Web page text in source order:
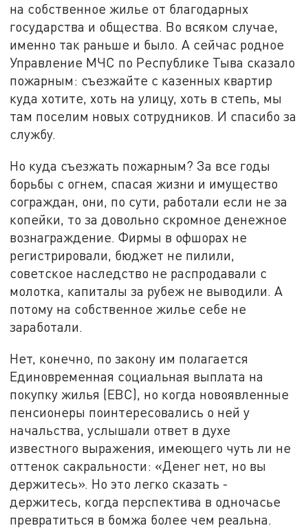
на собственное жилье от благодарных
государства и общества. Во всяком случае,
именно так раньше и было. А сейчас родное
Управление МЧС по Республике Тыва сказало
пожарным: съезжайте с казенных квартир
куда хотите, хоть на улицу, хоть в степь, мы
там поселим новых сотрудников. И спасибо за
службу.
Но куда съезжать пожарным? За все годы
борьбы с огнем, спасая жизни и имущество
сограждан, они, по сути, работали если не за
копейки, то за довольно скромное денежное
вознаграждение. Фирмы в офшорах не
регистрировали, бюджет не пилили,
советское наследство не распродавали с
молотка, капиталы за рубеж не выводили. А
потому на собственное жилье себе не
заработали.
Нет, конечно, по закону им полагается
Единовременная социальная выплата на
покупку жилья (ЕВС), но когда новоявленные
пенсионеры поинтересовались о ней у
начальства, услышали ответ в духе
известного выражения, имеющего чуть ли не
оттенок сакральности: «Денег нет, но вы
держитесь». Но это легко сказать -
держитесь, когда перспектива в одночасье
превратиться в бомжа более чем реальна.